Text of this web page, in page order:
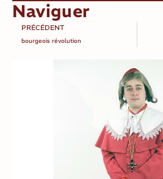
Naviguer
PRÉCÉDENT
bourgeois révolution